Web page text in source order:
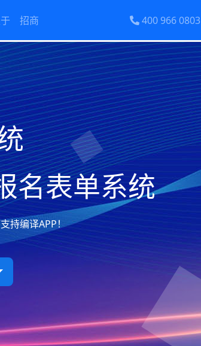
招商 400 966 0803
名表单系统
持编译APP！